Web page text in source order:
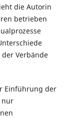
die Autorin
betrieben
Verbände
Einführung der
nur